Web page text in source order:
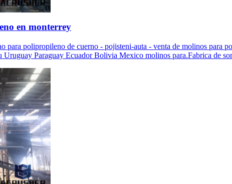
en monterrey
para polipropileno de cuerno - pojisteni-auta - venta de molinos para
Paraguay Ecuador Bolivia Mexico molinos para.Fabrica de